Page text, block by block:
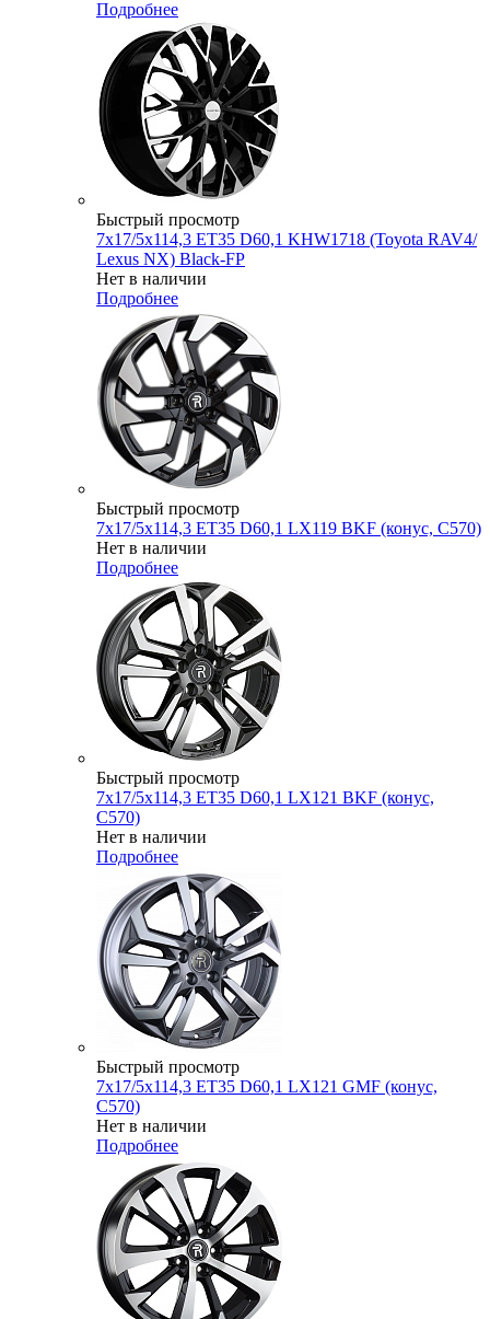
Подробнее
Быстрый просмотр
7x17/5x114,3 ET35 D60,1 KHW1718 (Toyota RAV4/
Lexus NX) Black-FP
Нет в наличии
Подробнее
Быстрый просмотр
7x17/5x114,3 ET35 D60,1 LX119 BKF (конус, C570)
Нет в наличии
Подробнее
Быстрый просмотр
7x17/5x114,3 ET35 D60,1 LX121 BKF (конус,
C570)
Нет в наличии
Подробнее
Быстрый просмотр
7x17/5x114,3 ET35 D60,1 LX121 GMF (конус,
C570)
Нет в наличии
Подробнее